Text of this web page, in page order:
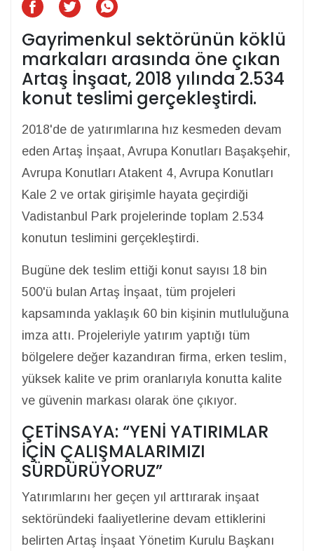
Gayrimenkul sektörünün köklü
markaları arasında öne çıkan
Artaş İnşaat, 2018 yılında 2.534
konut teslimi gerçekleştirdi.
2018'de de yatırımlarına hız kesmeden devam
eden Artaş İnşaat, Avrupa Konutları Başakşehir,
Avrupa Konutları Atakent 4, Avrupa Konutları
Kale 2 ve ortak girişimle hayata geçirdiği
Vadistanbul Park projelerinde toplam 2.534
konutun teslimini gerçekleştirdi.
Bugüne dek teslim ettiği konut sayısı 18 bin
500'ü bulan Artaş İnşaat, tüm projeleri
kapsamında yaklaşık 60 bin kişinin mutluluğuna
imza attı. Projeleriyle yatırım yaptığı tüm
bölgelere değer kazandıran firma, erken teslim,
yüksek kalite ve prim oranlarıyla konutta kalite
ve güvenin markası olarak öne çıkıyor.
ÇETİNSAYA: “YENİ YATIRIMLAR
İÇİN ÇALIŞMALARIMIZI
SÜRDÜRÜYORUZ”
Yatırımlarını her geçen yıl arttırarak inşaat
sektöründeki faaliyetlerine devam ettiklerini
belirten Artaş İnşaat Yönetim Kurulu Başkanı